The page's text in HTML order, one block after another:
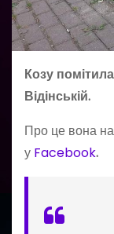
Козу
Відінській.
Про це вона
у Facebook.